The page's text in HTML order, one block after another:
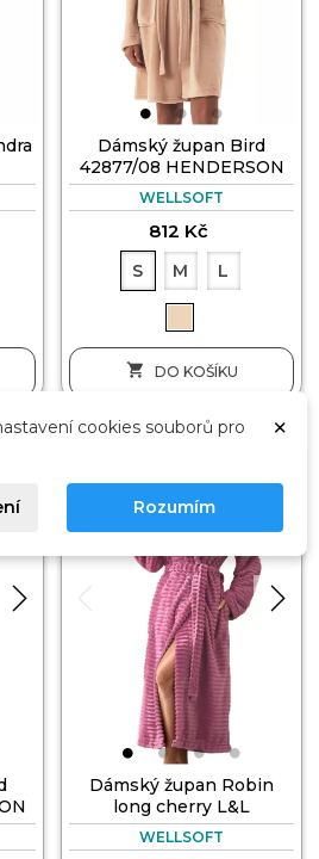
Dámský župan Bird
42877/08 HENDERSON
WELLSOFT
812 Kč
S M L
 DO KOŠÍKU
Dámský župan Robin
long cherry L&L
WELLSOFT
×
cookies souborů pro
Rozumím